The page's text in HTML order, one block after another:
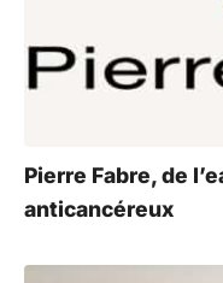
Pierre Fabre, de
anticancéreux